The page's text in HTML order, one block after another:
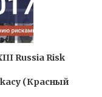
Russia Risk
(Красный